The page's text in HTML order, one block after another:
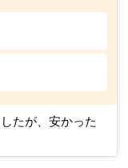
たが、安かった